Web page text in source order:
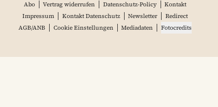
Abo Vertrag widerrufen Datenschutz-Policy
Kontakt
Impressum
Kontakt Datenschutz Newsletter
Redirect
AGB/ANB
Cookie Einstellungen Mediadaten Fotocredits